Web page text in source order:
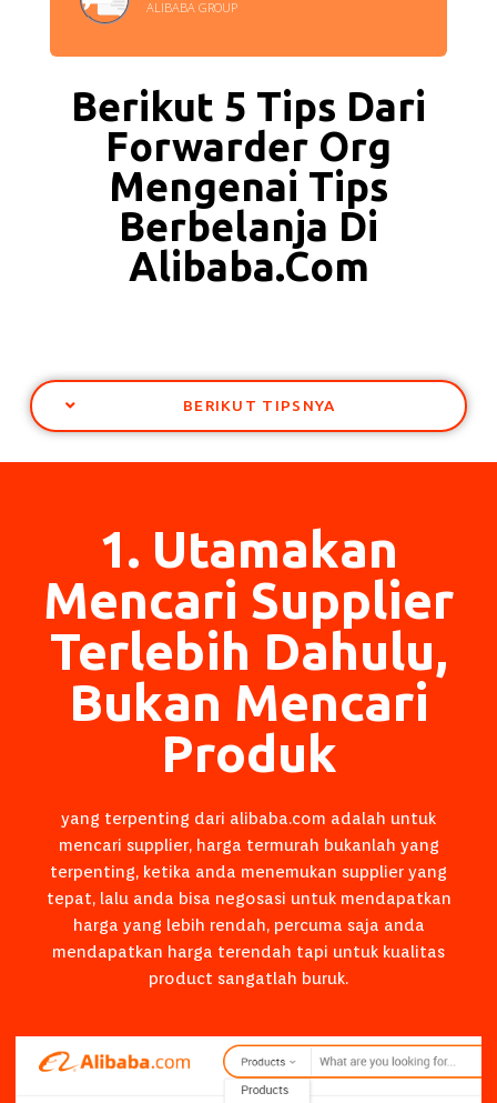
ALIBABA GROUP
Berikut 5 Tips Dari
Forwarder Org
Mengenai Tips
Berbelanja Di
Alibaba.com
BERIKUT TIPSNYA
1. Utamakan
Mencari Supplier
Terlebih Dahulu,
Bukan Mencari
Produk
yang terpenting dari alibaba.com adalah untuk
mencari supplier, harga termurah bukanlah yang
terpenting, ketika anda menemukan supplier yang
tepat, lalu anda bisa negosasi untuk mendapatkan
harga yang lebih rendah, percuma saja anda
mendapatkan harga terendah tapi untuk kualitas
product sangatlah buruk.